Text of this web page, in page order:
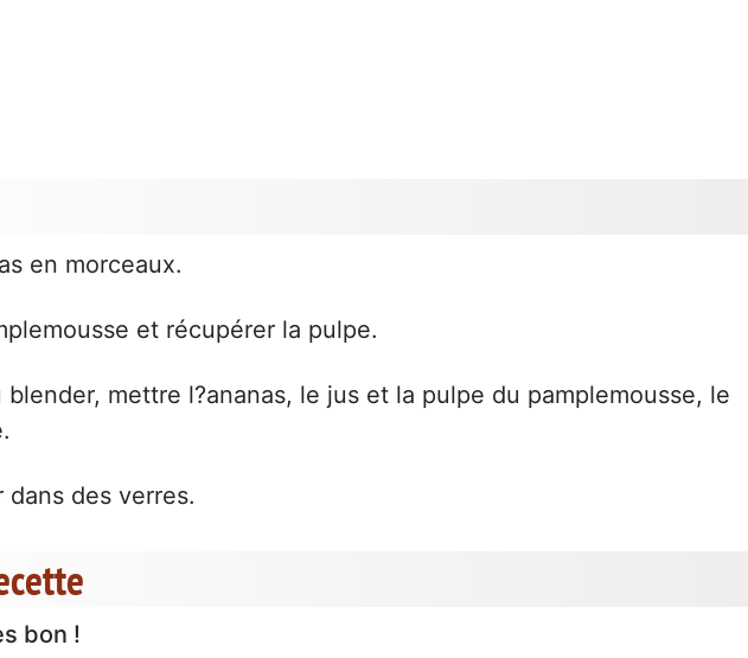
en morceaux.
et récupérer la pulpe.
blender, mettre l?ananas, le jus et la pulpe du pamplemousse, le
des verres.
bon !